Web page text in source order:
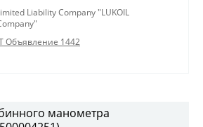
Liability Company "LUKOIL
Объявление 1442
манометра